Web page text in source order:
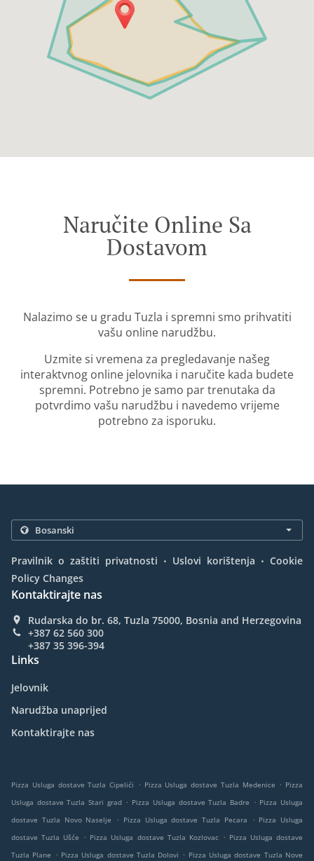
Naručite Online Sa
Dostavom
Nalazimo se u gradu Tuzla i spremni smo prihvatiti
vašu online narudžbu.
Uzmite si vremena za pregledavanje našeg
interaktvnog online jelovnika i naručite kada budete
spremni. Potrebno je samo par trenutaka da
potvrdimo vašu narudžbu i navedemo vrijeme
potrebno za isporuku.
Pravilnik o zaštiti privatnosti . Uslovi korištenja . Cookie
Policy Changes
Kontaktirajte nas
Rudarska do br. 68, Tuzla 75000, Bosnia and Herzegovina
+387 62 560 300
+387 35 396-394
Links
Jelovnik
Narudžba unaprijed
Kontaktirajte nas
Pizza Usluga dostave Tuzla Cipelići . Pizza Usluga dostave Tuzla Medenice . Pizza
Usluga dostave Tuzla Stari grad . Pizza Usluga dostave Tuzla Badre . Pizza Usluga
dostave Tuzla Novo Naselje
. Pizza Usluga dostave Tuzla Pecara . Pizza Usluga
dostave Tuzla Ušće
. Pizza Usluga dostave Tuzla Kozlovac . Pizza Usluga dostave
Tuzla Plane
. Pizza Usluga dostave Tuzla Dolovi . Pizza Usluga dostave Tuzla Nove